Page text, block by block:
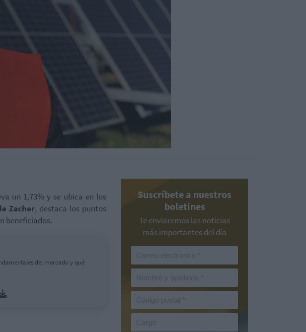
un 1,73% y se ubica en los
Zacher, destaca los puntos
beneficiados.
del mercado y qué
Suscríbete a nuestros
boletines
Te enviaremos las noticias
más importantes del día